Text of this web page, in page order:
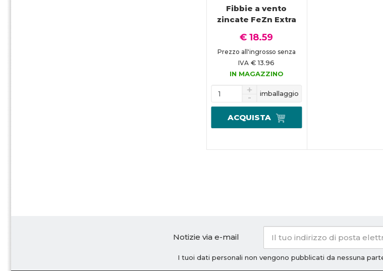
Fibbie a vento
zincate FeZn Extra
€ 18.59
Prezzo all'ingrosso senza
IVA € 13.96
IN MAGAZZINO
imballaggio
ACQUISTA
Notizie via e-mail
I tuoi dati personali non vengono pubblicati da nessuna